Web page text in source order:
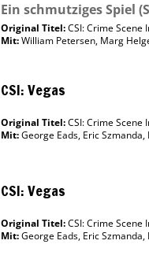
Ein schmutziges Spiel
Original Titel:CSI: Crime Scene
Mit:William Petersen, Marg
CSI: Vegas
Original Titel:CSI: Crime Scene
Mit:George Eads, Eric Szmanda,
CSI: Vegas
Original Titel:CSI: Crime Scene
Mit:George Eads, Eric Szmanda,